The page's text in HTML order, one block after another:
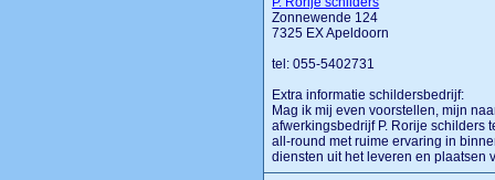
Zonnewende 124
7325 EX Apeldoorn
tel: 055-5402731
Extra informatie schildersbedrijf:
Mag ik mij even voorstellen, mijn
afwerkingsbedrijf P. Rorije schilders
all-round met ruime ervaring in
diensten uit het leveren en plaatsen